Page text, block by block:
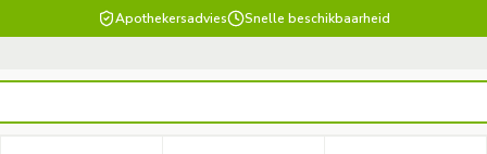
Apothekersadvies Snelle beschikbaarheid